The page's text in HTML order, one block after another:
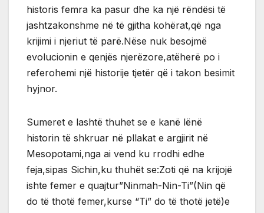
historis femra ka pasur dhe ka një rëndësi të
jashtzakonshme në të gjitha kohërat,që nga
krijimi i njeriut të parë.Nëse nuk besojmë
evolucionin e qenjës njerëzore,atëherë po i
referohemi një historije tjetër që i takon besimit
hyjnor.
Sumeret e lashtë thuhet se e kanë lënë
historin të shkruar në pllakat e argjirit në
Mesopotami,nga ai vend ku rrodhi edhe
feja,sipas Sichin,ku thuhët se:Zoti që na krijojë
ishte femer e quajtur”Ninmah-Nin-Ti”(Nin që
do të thotë femer,kurse “Ti” do të thotë jetë)e